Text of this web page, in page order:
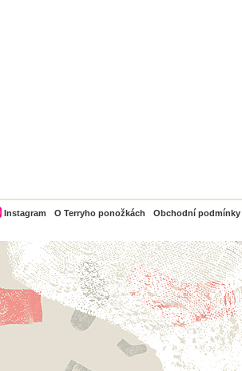
Instagram O Terryho ponožkách Obchodní podmínky
PayPal